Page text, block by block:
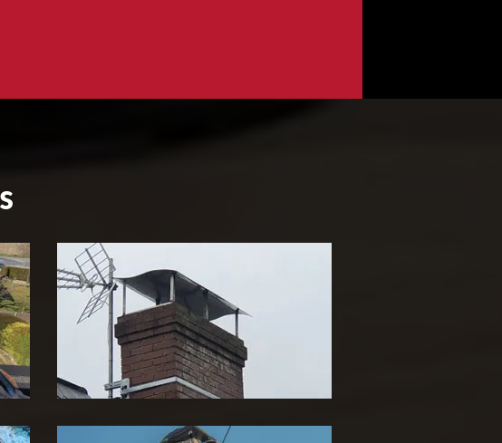
Pose de chapeau de
cheminée 65